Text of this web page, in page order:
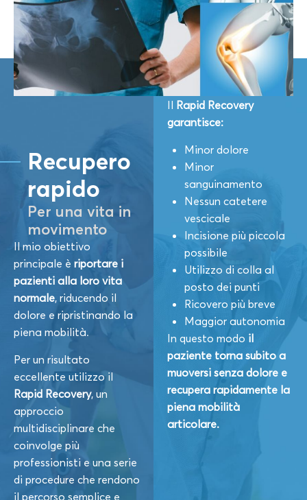
Recupero
rapido
Per una vita in
movimento
Il mio obiettivo
principale è riportare i
pazienti alla loro vita
normale, riducendo il
dolore e ripristinando la
piena mobilità.
Per un risultato
eccellente utilizzo il
Rapid Recovery, un
approccio
multidisciplinare che
coinvolge più
professionisti e una serie
di procedure che rendono
il percorso semplice e
Il Rapid Recovery
garantisce:
Minor dolore
Minor
sanguinamento
Nessun catetere
vescicale
Incisione più piccola
possibile
Utilizzo di colla al
posto dei punti
Ricovero più breve
Maggior autonomia
In questo modo il
paziente torna subito a
muoversi senza dolore e
recupera rapidamente la
piena mobilità
articolare.